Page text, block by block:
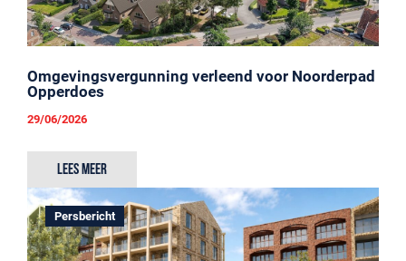
Omgevingsvergunning verleend voor Noorderpad
Opperdoes
29/06/2026
Lees meer
Persbericht